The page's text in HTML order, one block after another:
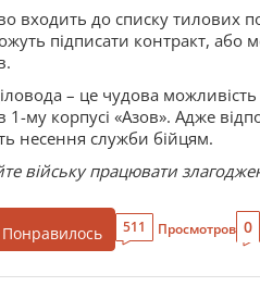
входить до списку тилових
підписати контракт, або
– це чудова
в 1-му корпусі «Азов». Адже
несення служби бійцям.
війську працювати
Понравилось 511 Просмотров 0